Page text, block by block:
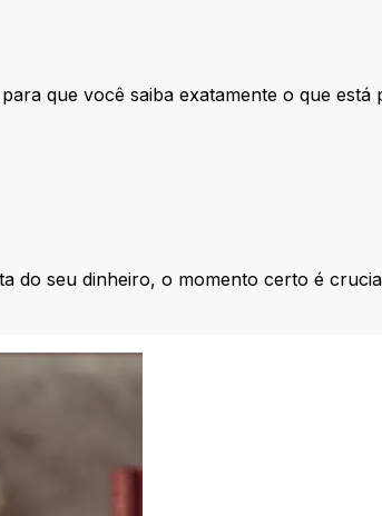
que você saiba exatamente o que está
do seu dinheiro, o momento certo é